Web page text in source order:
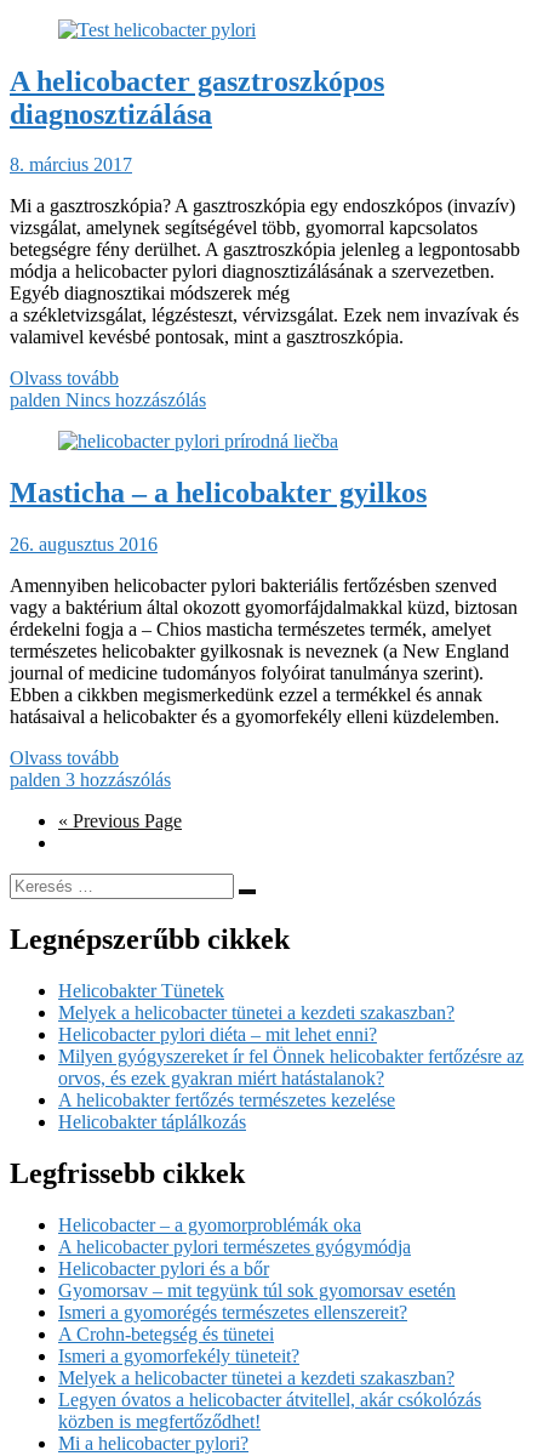
A helicobacter gasztroszkópos
diagnosztizálása
8. március 2017
Mi a gasztroszkópia? A gasztroszkópia egy endoszkópos (invazív)
vizsgálat, amelynek segítségével több, gyomorral kapcsolatos
betegségre fény derülhet. A gasztroszkópia jelenleg a legpontosabb
módja a helicobacter pylori diagnosztizálásának a szervezetben.
Egyéb diagnosztikai módszerek még
a székletvizsgálat, légzésteszt, vérvizsgálat. Ezek nem invazívak és
valamivel kevésbé pontosak, mint a gasztroszkópia.
Olvass tovább
palden Nincs hozzászólás
Masticha – a helicobakter gyilkos
26. augusztus 2016
Amennyiben helicobacter pylori bakteriális fertőzésben szenved
vagy a baktérium által okozott gyomorfájdalmakkal küzd, biztosan
érdekelni fogja a – Chios masticha természetes termék, amelyet
természetes helicobakter gyilkosnak is neveznek (a New England
journal of medicine tudományos folyóirat tanulmánya szerint).
Ebben a cikkben megismerkedünk ezzel a termékkel és annak
hatásaival a helicobakter és a gyomorfekély elleni küzdelemben.
Olvass tovább
palden 3 hozzászólás
« Previous Page
Legnépszerűbb cikkek
Helicobakter Tünetek
Melyek a helicobacter tünetei a kezdeti szakaszban?
Helicobacter pylori diéta – mit lehet enni?
Milyen gyógyszereket ír fel Önnek helicobakter fertőzésre az
orvos, és ezek gyakran miért hatástalanok?
A helicobakter fertőzés természetes kezelése
Helicobakter táplálkozás
Legfrissebb cikkek
Helicobacter – a gyomorproblémák oka
A helicobacter pylori természetes gyógymódja
Helicobacter pylori és a bőr
Gyomorsav – mit tegyünk túl sok gyomorsav esetén
Ismeri a gyomorégés természetes ellenszereit?
A Crohn-betegség és tünetei
Ismeri a gyomorfekély tüneteit?
Melyek a helicobacter tünetei a kezdeti szakaszban?
Legyen óvatos a helicobacter átvitellel, akár csókolózás
közben is megfertőződhet!
Mi a helicobacter pylori?